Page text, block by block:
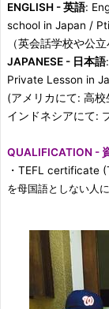
ENGLISH - 英語:
school in Japan /
（英会話学校や公
JAPANESE - 日本語
Private Lesson in
(アメリカにて: 高校
インドネシアにて:
QUALIFICATION -
・TEFL certificate
を母国語としない人